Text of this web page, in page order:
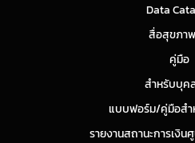
Data
สื่อสุขภา
คู่มือ
สำหรับบุค
แบบฟอร์ม/คู่มือสำ
รายงานสถานะการเงิน